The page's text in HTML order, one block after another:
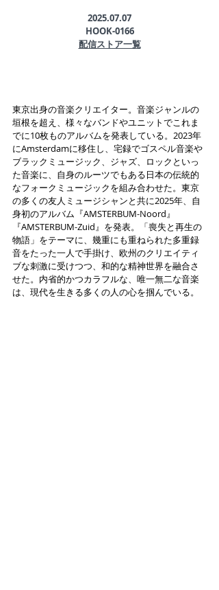
2025.07.07
HOOK-0166
配信ストア一覧
東京出身の音楽クリエイター。音楽ジャンルの
垣根を超え、様々なバンドやユニットでこれま
でに10枚ものアルバムを発表している。2023年
にAmsterdamに移住し、宅録でゴスペル音楽や
ブラックミュージック、ジャズ、ロックといっ
た音楽に、自身のルーツでもある日本の伝統的
なフォークミュージックを組み合わせた。東京
の多くの友人ミュージシャンと共に2025年、自
身初のアルバム『AMSTERBUM-Noord』
『AMSTERBUM-Zuid』を発表。「喪失と再生の
物語」をテーマに、幾重にも重ねられた多重録
音をたった一人で手掛け、欧州のクリエイティ
ブな刺激に受けつつ、和的な精神世界を融合さ
せた。内省的かつカラフルな、唯一無二な音楽
は、現代を生きる多くの人の心を掴んでいる。